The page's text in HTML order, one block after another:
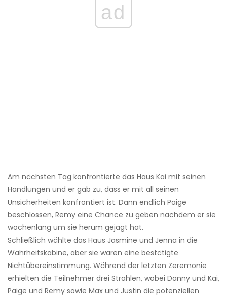
ad
Am nächsten Tag konfrontierte das Haus Kai mit seinen
Handlungen und er gab zu, dass er mit all seinen
Unsicherheiten konfrontiert ist. Dann endlich Paige
beschlossen, Remy eine Chance zu geben nachdem er sie
wochenlang um sie herum gejagt hat.
Schließlich wählte das Haus Jasmine und Jenna in die
Wahrheitskabine, aber sie waren eine bestätigte
Nichtübereinstimmung. Während der letzten Zeremonie
erhielten die Teilnehmer drei Strahlen, wobei Danny und Kai,
Paige und Remy sowie Max und Justin die potenziellen